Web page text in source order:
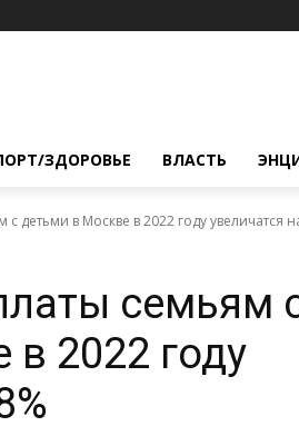
ЗДОРОВЬЕ ВЛАСТЬ
детьми в Москве в 2022 году увеличатся
семьям
2022 году